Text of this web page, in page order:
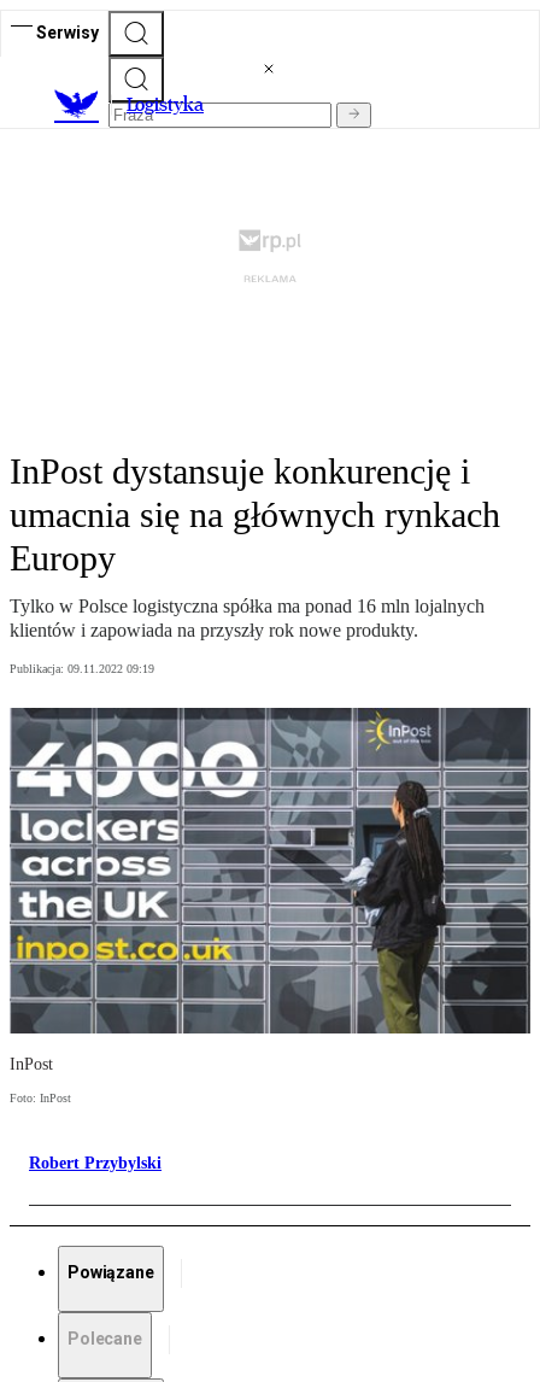
Serwisy
Logistyka
InPost dystansuje konkurencję i
umacnia się na głównych rynkach
Europy
Tylko w Polsce logistyczna spółka ma ponad 16 mln lojalnych
klientów i zapowiada na przyszły rok nowe produkty.
Publikacja: 09.11.2022 09:19
InPost
Foto: InPost
Robert Przybylski
Powiązane
Polecane